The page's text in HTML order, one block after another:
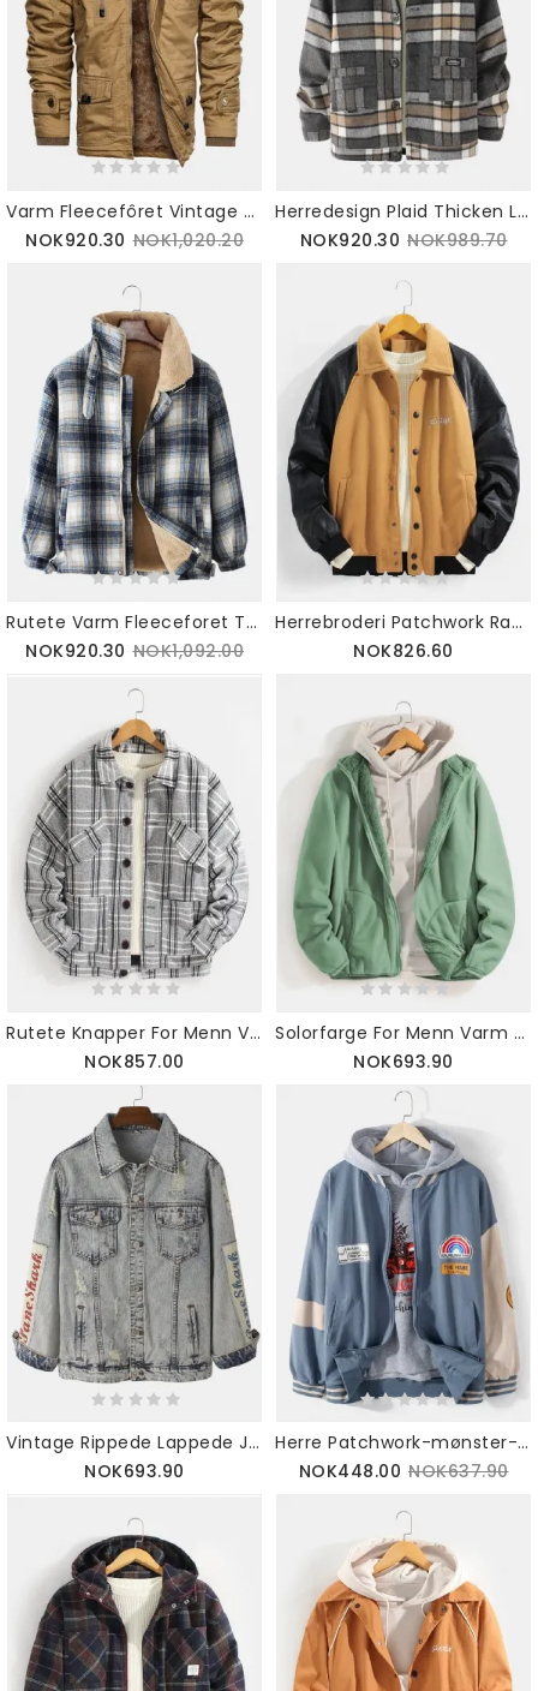
Varm Fleecefôret Vintage Tykk Hettejakke For Menn Med Multilomme
NOK920.30 NOK1,020.20
Herredesign Plaid Thicken Langermet Varm Duffeljakke Med Lomme
NOK920.30 NOK989.70
Rutete Varm Fleeceforet Tykk Lomme Langermet Jakke For Menn
NOK920.30 NOK1,092.00
Herrebroderi Patchwork Raglanermer Ulljakke Med Lomme
NOK826.60
Rutete Knapper For Menn Varm Ulljakke Med Lange Armer
NOK857.00
Solorfarge For Menn Varm Fleece Vendbar Jakke Med Stativ Krage Med Lomme
NOK693.90
Vintage Rippede Lappede Jakke I Bomull For Menn
NOK693.90
Herre Patchwork-mønster-lisens Glidelås Daglig Løs Varsity-jakke
NOK448.00 NOK637.90